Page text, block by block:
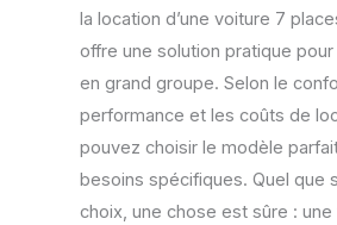
la location d’une voiture 7
offre une solution pratique
en grand groupe. Selon le
performance et les coûts de
pouvez choisir le modèle
besoins spécifiques. Quel que
choix, une chose est sûre :